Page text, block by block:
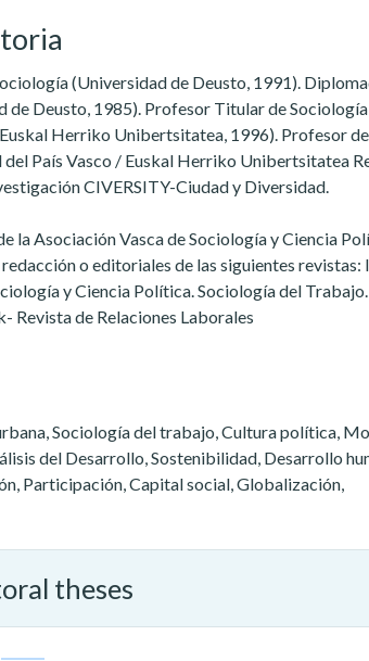
(Universidad de Deusto, 1991).
de Deusto, 1985). Profesor Titular de
Herriko Unibertsitatea, 1996). Profesor
del País Vasco / Euskal Herriko Unibertsitatea
CIVERSITY-Ciudad y Diversidad.
la Asociación Vasca de Sociología y Ciencia
o editoriales de las siguientes revistas:
y Ciencia Política. Sociología del
Revista de Relaciones Laborales
Sociología del trabajo, Cultura política,
del Desarrollo, Sostenibilidad, Desarrollo
Participación, Capital social, Globalización,
theses